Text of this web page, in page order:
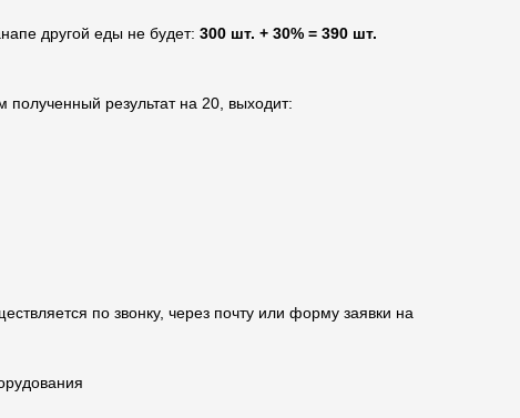
другой еды не будет: 300 шт. + 30% = 390 шт.
полученный результат на 20, выходит:
по звонку, через почту или форму заявки на